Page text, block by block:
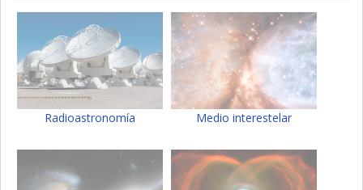
Radioastronomía Medio interestelar